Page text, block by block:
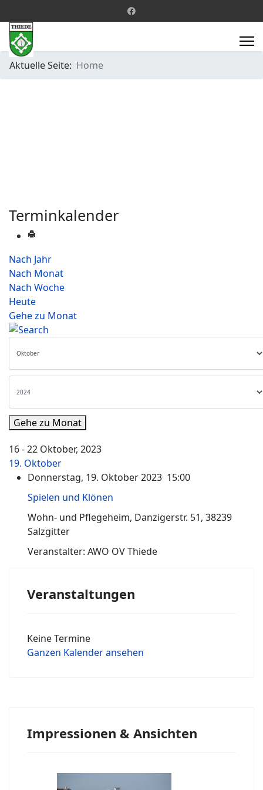
Aktuelle Seite: Home
Terminkalender
Nach Jahr
Nach Monat
Nach Woche
Heute
Gehe zu Monat
Gehe zu Monat
16 - 22 Oktober, 2023
19. Oktober
Donnerstag, 19. Oktober 2023 15:00
Spielen und Klönen
Wohn- und Pflegeheim, Danzigerstr. 51, 38239
Salzgitter
Veranstalter: AWO OV Thiede
Veranstaltungen
Keine Termine
Ganzen Kalender ansehen
Impressionen & Ansichten